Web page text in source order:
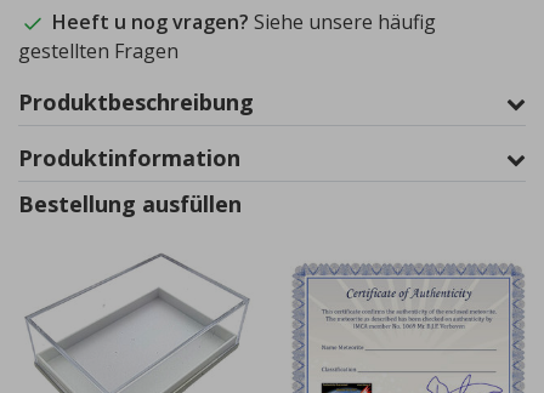
Heeft u nog vragen? Siehe unsere häufig
gestellten Fragen
Produktbeschreibung
Produktinformation
Bestellung ausfüllen